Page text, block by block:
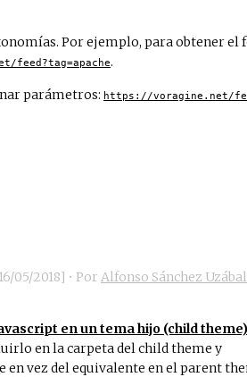
Por ejemplo, para obtener el
feed?tag=apache.
parámetros: https://voragine.net/
16/05/2018] • Por Alfonso Sánchez Uzábal
en un tema hijo (child
en la carpeta del child theme y
en vez del equivalente en el parent